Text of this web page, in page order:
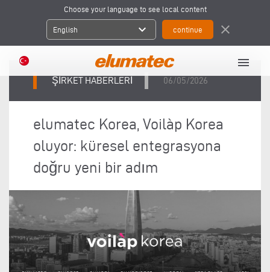
Choose your language to see local content
English expand_more close
menu
ŞIRKET HABERLERI 06/05/2026
elumatec Korea, Voilàp Korea
oluyor: küresel entegrasyona
doğru yeni bir adım